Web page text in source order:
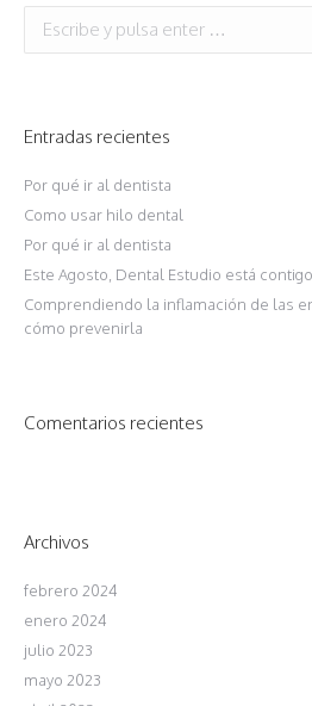
Entradas recientes
Por qué ir al dentista
Como usar hilo dental
Por qué ir al dentista
Este Agosto, Dental Estudio está contigo
Comprendiendo la inflamación de las
cómo prevenirla
Comentarios recientes
Archivos
febrero 2024
enero 2024
julio 2023
mayo 2023